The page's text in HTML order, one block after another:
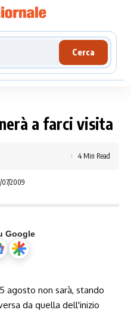
Cerca
a farci visita
07/2009
4 Min Read
Google